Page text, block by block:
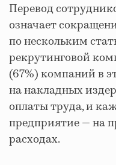
Перевод
означает
по нескольким
рекрутинговой
(67%) компаний в
на накладных
оплаты труда, и
предприятие — на
расходах.